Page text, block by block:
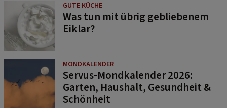
GUTE KÜCHE
Was tun mit übrig gebliebenem
Eiklar?
MONDKALENDER
Servus-Mondkalender 2026:
Garten, Haushalt, Gesundheit &
Schönheit